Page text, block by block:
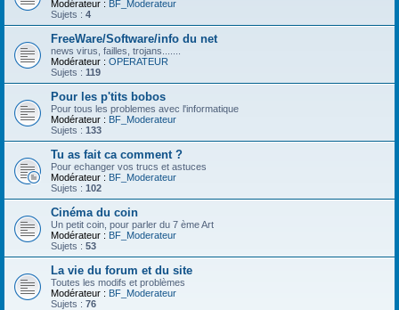
Modérateur : BF_Moderateur
Sujets : 4
FreeWare/Software/info du net
news virus, failles, trojans.......
Modérateur : OPERATEUR
Sujets : 119
Pour les p'tits bobos
Pour tous les problemes avec l'informatique
Modérateur : BF_Moderateur
Sujets : 133
Tu as fait ca comment ?
Pour echanger vos trucs et astuces
Modérateur : BF_Moderateur
Sujets : 102
Cinéma du coin
Un petit coin, pour parler du 7 ème Art
Modérateur : BF_Moderateur
Sujets : 53
La vie du forum et du site
Toutes les modifs et problèmes
Modérateur : BF_Moderateur
Sujets : 76